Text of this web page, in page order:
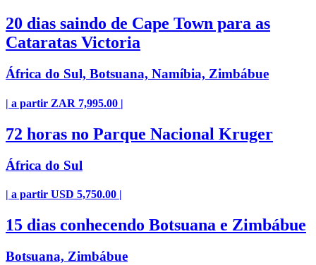
20 dias saindo de Cape Town para as
Cataratas Victoria
África do Sul, Botsuana, Namíbia, Zimbábue
| a partir ZAR 7,995.00 |
72 horas no Parque Nacional Kruger
África do Sul
| a partir USD 5,750.00 |
15 dias conhecendo Botsuana e Zimbábue
Botsuana, Zimbábue